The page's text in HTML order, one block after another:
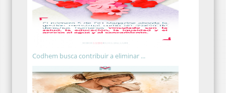
Codhem busca contribuir a eliminar ...